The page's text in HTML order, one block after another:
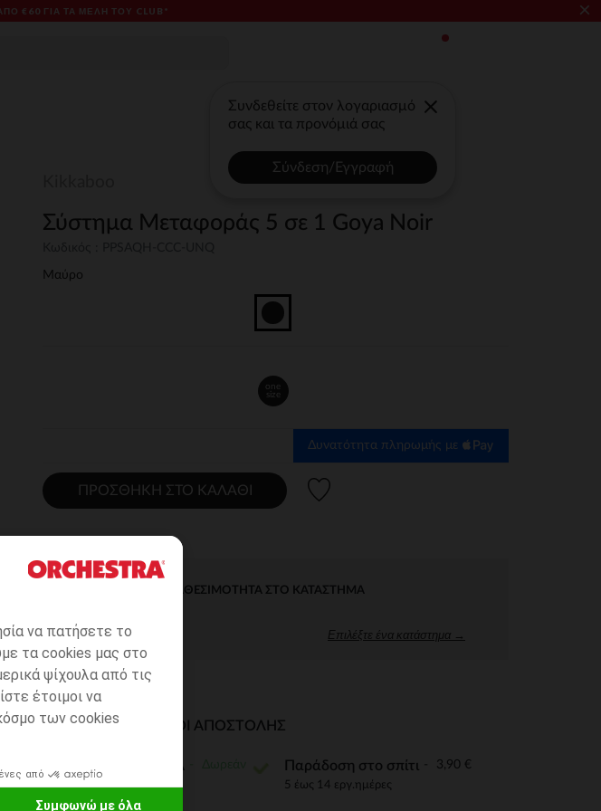
να πατήσετε το
τα cookies μας στο
ψίχουλα από τις
έτοιμοι να
των cookies
από
Συμφωνώ με όλα
€60 ΓΙΑ ΤΑ ΜΈΛΗ ΤΟΥ CLUB* ×
Συνδεθείτε στον λογαριασμό
σας και τα προνόμιά σας
Σύνδεση/Εγγραφή
Σύστημα Μεταφοράς 5 σε 1 Goya Noir
Μαύρο
one
size
Δυνατότητα πληρωμής με
ΠΡΟΣΘΉΚΗ ΣΤΟ ΚΑΛΆΘΙ
ΆΜΕΣΗ ΔΙΑΘΕΣΙΜΌΤΗΤΑ ΣΤΟ ΚΑΤΆΣΤΗΜΑ
Επιλέξτε ένα κατάστημα →
ΔΙΑΘΈΣΙΜΟΙ ΤΡΌΠΟΙ ΑΠΟΣΤΟΛΉΣ
ΣΕ ΚΑΤΑΣΤΗΜΑ Παράδοση στο σπίτι 3,90 €
5 έως 14 εργ.ημέρες